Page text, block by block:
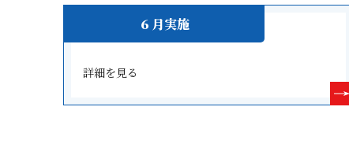
６月実施
詳細を見る